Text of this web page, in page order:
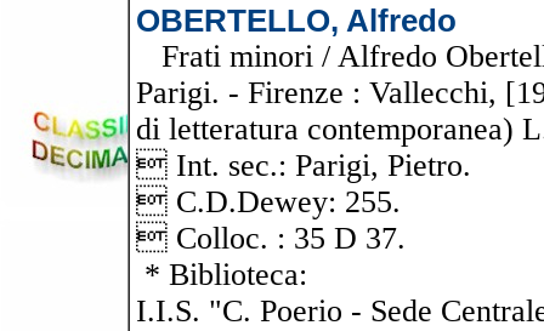
OBERTELLO, Alfredo
Frati minori / Alfredo
Parigi. - Firenze : Vallecchi,
di letteratura contemporanea)
 Int. sec.: Parigi, Pietro.
 C.D.Dewey: 255.
 Colloc. : 35 D 37.
* Biblioteca:
I.I.S. "C. Poerio - Sede